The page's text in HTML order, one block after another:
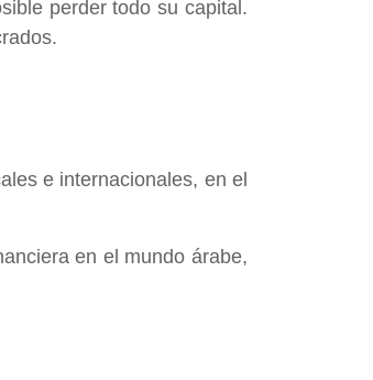
perder todo su capital.
e internacionales, en el
en el mundo árabe,